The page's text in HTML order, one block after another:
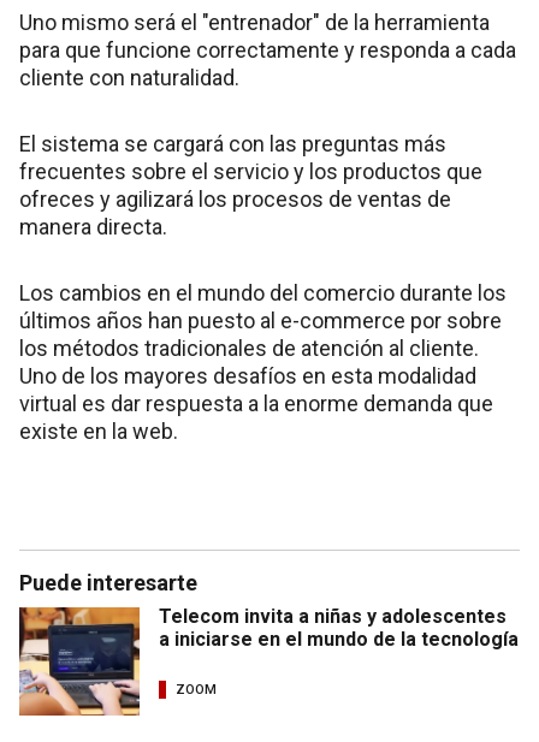
Uno mismo será el "entrenador" de la herramienta
para que funcione correctamente y responda a cada
cliente con naturalidad.
El sistema se cargará con las preguntas más
frecuentes sobre el servicio y los productos que
ofreces y agilizará los procesos de ventas de
manera directa.
Los cambios en el mundo del comercio durante los
últimos años han puesto al e-commerce por sobre
los métodos tradicionales de atención al cliente.
Uno de los mayores desafíos en esta modalidad
virtual es dar respuesta a la enorme demanda que
existe en la web.
Puede interesarte
Telecom invita a niñas y adolescentes
a iniciarse en el mundo de la tecnología
ZOOM